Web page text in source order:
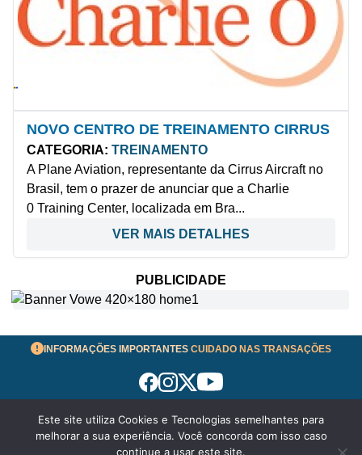
NOVO CENTRO DE TREINAMENTO CIRRUS
CATEGORIA: TREINAMENTO
A Plane Aviation, representante da Cirrus Aircraft no
Brasil, tem o prazer de anunciar que a Charlie
0 Training Center, localizada em Bra...
VER MAIS DETALHES
PUBLICIDADE
INFORMAÇÕES IMPORTANTES CUIDADO NAS TRANSAÇÕES
Termos de Uso
© 2026 aeronavesavenda.com | Todos os Direitos
Este site utiliza Cookies e Tecnologias semelhantes para
melhorar a sua experiência. Você concorda com isso caso
continue a usar este site.